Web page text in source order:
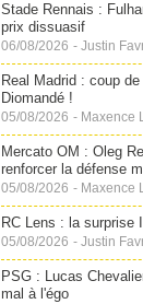
Stade Rennais :
prix dissuasif
06/08/2026 - Justin
Real Madrid : coup
Diomandé !
05/08/2026 - Maxence
Mercato OM : Oleg
renforcer la défense
05/08/2026 - Maxence
RC Lens : la surprise
05/08/2026 - Justin
PSG : Lucas
mal à l'égo